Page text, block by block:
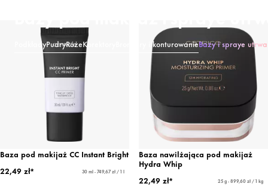
PodkładyPudryRóżeKorektory Bronzery i konturowanieBazy i spraye
Baza pod makijaż CC Instant Bright
22,49 zł*
30 ml - 749,67 zł / 1 l
Baza nawilżająca pod makijaż
Hydra Whip
22,49 zł*
25 g - 899,60 zł / 1 kg